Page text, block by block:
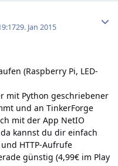
29. Jan 2015
(Raspberry Pi, LED-
mit Python geschriebener
und an TinkerForge
mit der App NetIO
kannst du dir einfach
HTTP-Aufrufe
günstig (4,99€ im Play